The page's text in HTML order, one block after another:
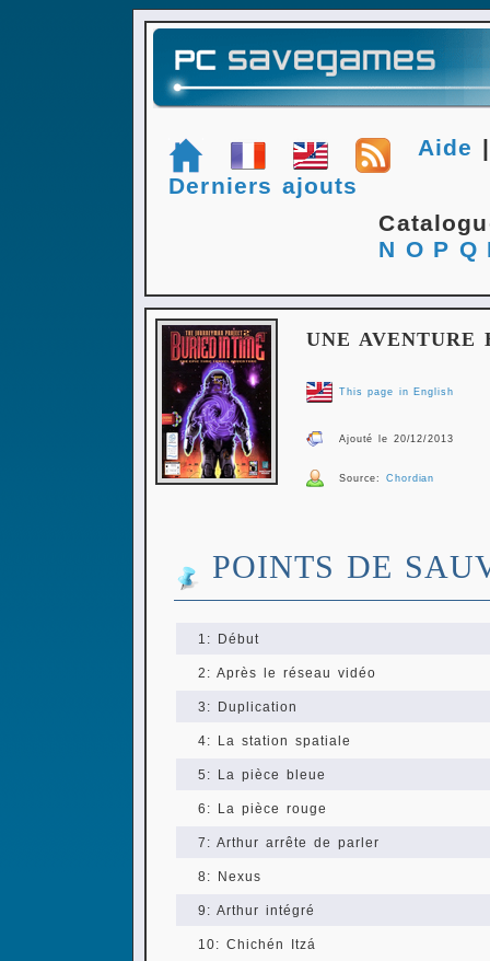
Aide
Derniers ajouts
N O P Q
UNE
This page in English
Ajouté le 20/12/2013
Source:Chordian
POINTS DE
1: Début
2: Après le réseau vidéo
3: Duplication
4: La station spatiale
5: La pièce bleue
6: La pièce rouge
7: Arthur arrête de parler
8: Nexus
9: Arthur intégré
10: Chichén Itzá